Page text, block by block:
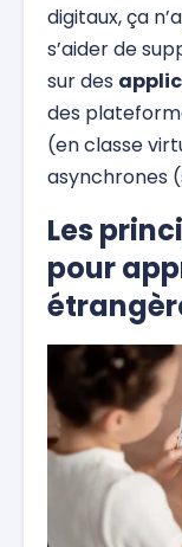
digitaux, ça
s’aider de
sur des
des
(en classe
asynchrones
Les
pour